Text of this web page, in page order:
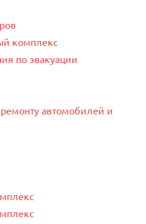
комплекс
по эвакуации
автомобилей и